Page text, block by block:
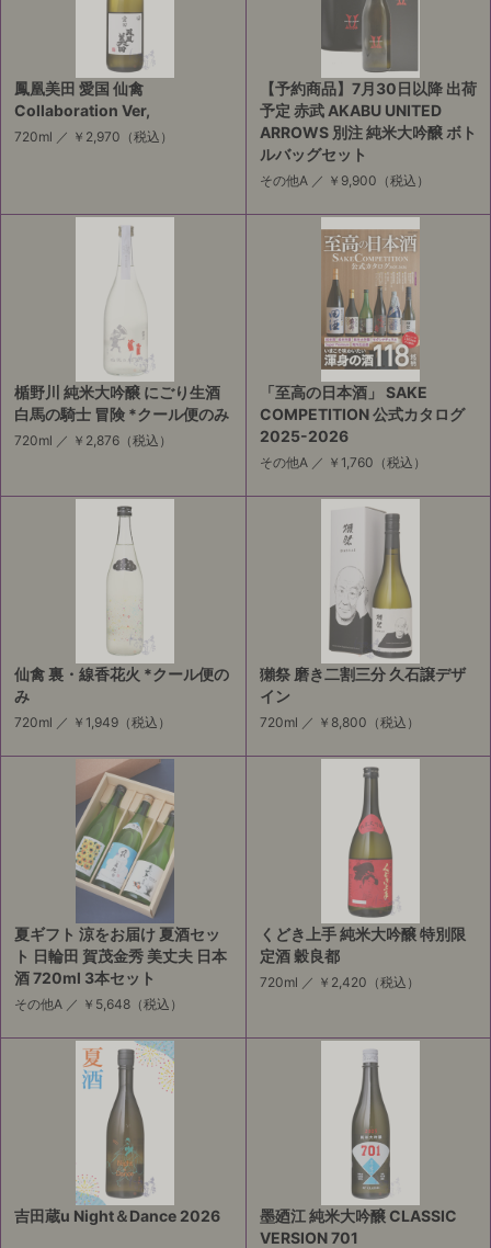
鳳凰美田 愛国 仙禽
Collaboration Ver,
720ml ／ ￥2,970 （税込）
【予約商品】7月30日以降 出荷
予定 赤武 AKABU UNITED
ARROWS 別注 純米大吟醸 ボト
ルバッグセット
その他A ／ ￥9,900 （税込）
楯野川 純米大吟醸 にごり生酒
白馬の騎士 冒険 *クール便のみ
720ml ／ ￥2,876 （税込）
「至高の日本酒」 SAKE
COMPETITION 公式カタログ
2025-2026
その他A ／ ￥1,760 （税込）
仙禽 裏・線香花火 *クール便の
み
720ml ／ ￥1,949 （税込）
獺祭 磨き二割三分 久石譲デザ
イン
720ml ／ ￥8,800 （税込）
夏ギフト 涼をお届け 夏酒セッ
ト 日輪田 賀茂金秀 美丈夫 日本
酒 720ml 3本セット
その他A ／ ￥5,648 （税込）
くどき上手 純米大吟醸 特別限
定酒 穀良都
720ml ／ ￥2,420 （税込）
吉田蔵u Night＆Dance 2026
墨廼江 純米大吟醸 CLASSIC
VERSION 701